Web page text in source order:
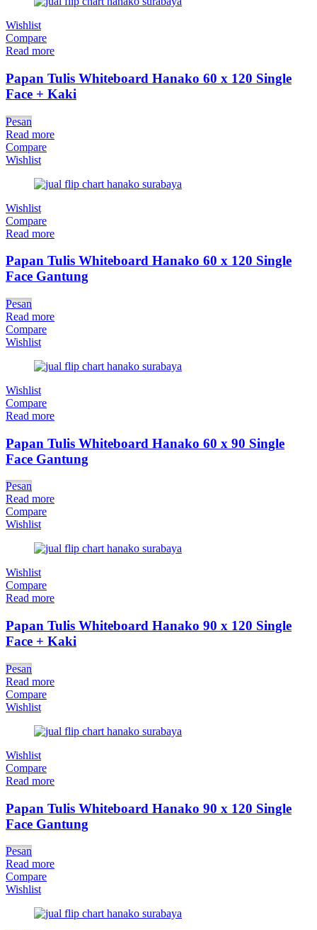
Wishlist
Compare
Read more
Papan Tulis Whiteboard Hanako 60 x 120 Single
Face + Kaki
Pesan
Read more
Compare
Wishlist
Wishlist
Compare
Read more
Papan Tulis Whiteboard Hanako 60 x 120 Single
Face Gantung
Pesan
Read more
Compare
Wishlist
Wishlist
Compare
Read more
Papan Tulis Whiteboard Hanako 60 x 90 Single
Face Gantung
Pesan
Read more
Compare
Wishlist
Wishlist
Compare
Read more
Papan Tulis Whiteboard Hanako 90 x 120 Single
Face + Kaki
Pesan
Read more
Compare
Wishlist
Wishlist
Compare
Read more
Papan Tulis Whiteboard Hanako 90 x 120 Single
Face Gantung
Pesan
Read more
Compare
Wishlist